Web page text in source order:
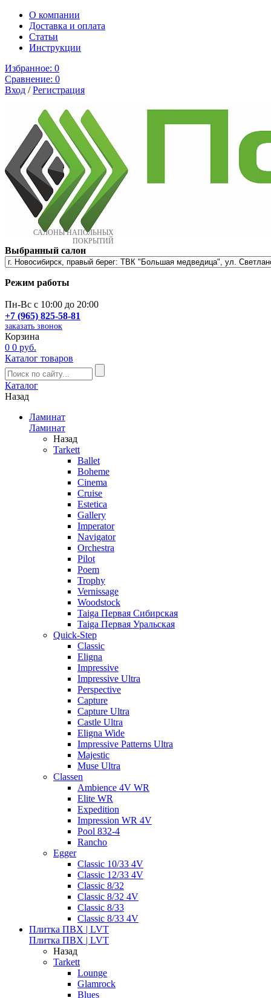
О компании
Доставка и оплата
Cтатьи
Инструкции
Избранное: 0
Сравнение: 0
Вход /Регистрация
САЛОНЫ НАПОЛЬНЫХ
ПОКРЫТИЙ
Выбранный салон
Режим работы
Пн-Вс с 10:00 до 20:00
+7 (965) 825-58-81
заказать звонок
Корзина
0 0 руб.
Каталог товаров
Каталог
Назад
Ламинат
Ламинат
Назад
Tarkett
Ballet
Boheme
Cinema
Cruise
Estetica
Gallery
Imperator
Navigator
Orchestra
Pilot
Poem
Trophy
Vernissage
Woodstock
Taiga Первая Сибирская
Taiga Первая Уральская
Quick-Step
Classic
Eligna
Impressive
Impressive Ultra
Perspective
Capture
Capture Ultra
Castle Ultra
Eligna Wide
Impressive Patterns Ultra
Majestic
Muse Ultra
Classen
Ambience 4V WR
Elite WR
Expedition
Impression WR 4V
Pool 832-4
Rancho
Egger
Classic 10/33 4V
Classic 12/33 4V
Classic 8/32
Classic 8/32 4V
Classic 8/33
Classic 8/33 4V
Плитка ПВХ | LVT
Плитка ПВХ | LVT
Назад
Tarkett
Lounge
Glamrock
Blues